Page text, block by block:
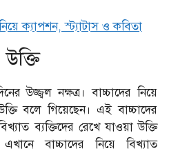
ক্যাপশন, স্ট্যাটাস ও কবিতা
উজ্জ্বল নক্ষত্র। বাচ্চাদের নিয়ে
বলে গিয়েছেন। এই বাচ্চাদের
ব্যক্তিদের রেখে যাওয়া উক্তি
বাচ্চাদের নিয়ে বিখ্যাত